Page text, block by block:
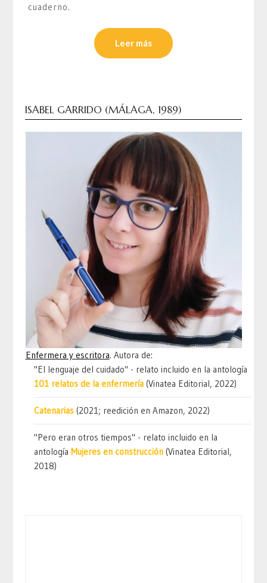
cuaderno.
Leer más
ISABEL GARRIDO (MÁLAGA, 1989)
Enfermera y escritora. Autora de:
"El lenguaje del cuidado" - relato incluido en la antología
101 relatos de la enfermería (Vinatea Editorial, 2022)
Catenarias (2021; reedición en Amazon, 2022)
"Pero eran otros tiempos" - relato incluido en la
antología Mujeres en construcción (Vinatea Editorial,
2018)